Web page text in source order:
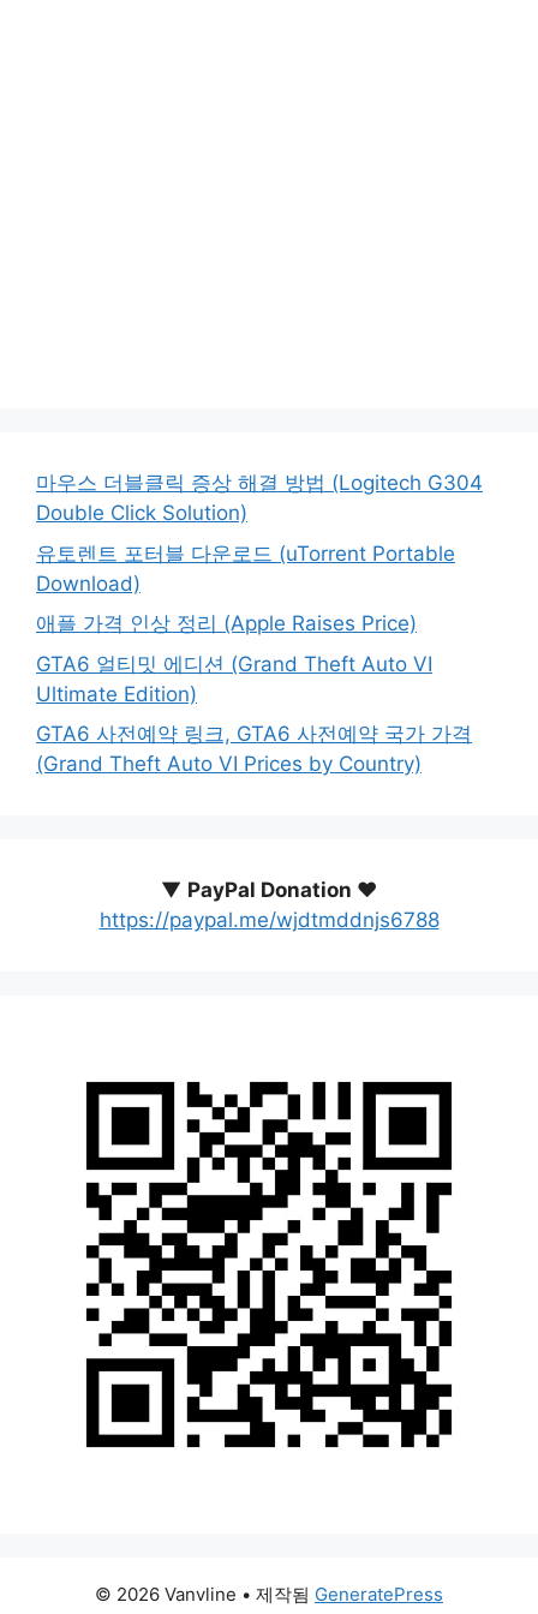
마우스 더블클릭 증상 해결 방법 (Logitech G304
Double Click Solution)
유토렌트 포터블 다운로드 (uTorrent Portable
Download)
애플 가격 인상 정리 (Apple Raises Price)
GTA6 얼티밋 에디션 (Grand Theft Auto VI
Ultimate Edition)
GTA6 사전예약 링크, GTA6 사전예약 국가 가격
(Grand Theft Auto VI Prices by Country)
▼ PayPal Donation ♥️
https://paypal.me/wjdtmddnjs6788
© 2026 Vanvline • 제작됨 GeneratePress